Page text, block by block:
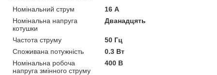
Номінальний струм
16 А
Номінальна напруга
котушки
Дванадцять
Частота струму
50 Гц
Споживана потужність
0.3 Вт
Номінальна робоча
напруга змінного струму
400 В